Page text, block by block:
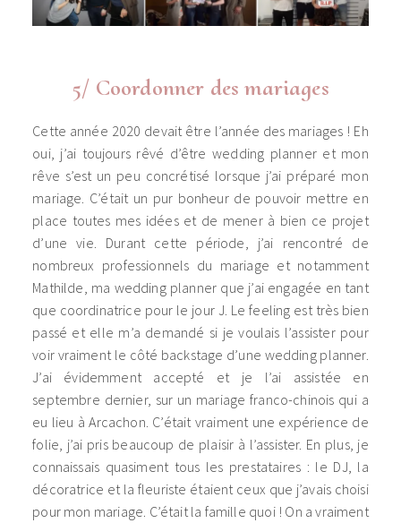
5/ Coordonner des mariages
Cette année 2020 devait être l’année des mariages ! Eh
oui, j’ai toujours rêvé d’être wedding planner et mon
rêve s’est un peu concrétisé lorsque j’ai préparé mon
mariage. C’était un pur bonheur de pouvoir mettre en
place toutes mes idées et de mener à bien ce projet
d’une vie. Durant cette période, j’ai rencontré de
nombreux professionnels du mariage et notamment
Mathilde, ma wedding planner que j’ai engagée en tant
que coordinatrice pour le jour J. Le feeling est très bien
passé et elle m’a demandé si je voulais l’assister pour
voir vraiment le côté backstage d’une wedding planner.
J’ai évidemment accepté et je l’ai assistée en
septembre dernier, sur un mariage franco-chinois qui a
eu lieu à Arcachon. C’était vraiment une expérience de
folie, j’ai pris beaucoup de plaisir à l’assister. En plus, je
connaissais quasiment tous les prestataires : le DJ, la
décoratrice et la fleuriste étaient ceux que j’avais choisi
pour mon mariage. C’était la famille quoi ! On a vraiment